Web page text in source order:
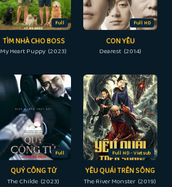
Full
TÌM NHÀ CHO BOSS
My Heart Puppy (2023)
Full HD
CON YÊU
Dearest (2014)
Full
QUÝ CÔNG TỬ
The Childe (2023)
Full HD - Vietsub
YÊU QUÁI TRÊN SÔNG
The River Monster (2019)